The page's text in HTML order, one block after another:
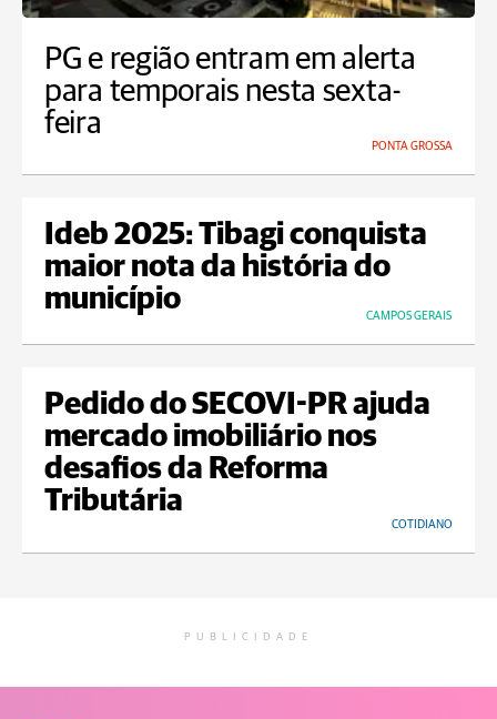
PG e região entram em alerta
para temporais nesta sexta-
feira
PONTA GROSSA
Ideb 2025: Tibagi conquista
maior nota da história do
município
CAMPOS GERAIS
Pedido do SECOVI-PR ajuda
mercado imobiliário nos
desafios da Reforma
Tributária
COTIDIANO
PUBLICIDADE